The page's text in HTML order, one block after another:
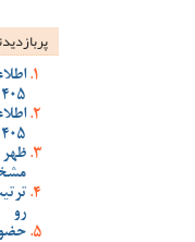
1406
ظهر
رو